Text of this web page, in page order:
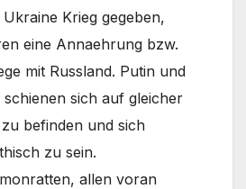
Ukraine Krieg gegeben,
eine Annaehrung bzw.
mit Russland. Putin und
schienen sich auf gleicher
befinden und sich
zu sein.
allen voran